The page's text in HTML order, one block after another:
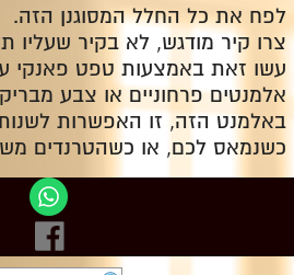
לפח את כל החלל המסוגנן הזה.
צרו קיר מודגש, לא בקיר שעליו
עשו זאת באמצעות טפט פאנקי
אלמנטים פרחוניים או צבע
באלמנט הזה, זו האפשרות
כשנמאס לכם, או כשהטרנדים